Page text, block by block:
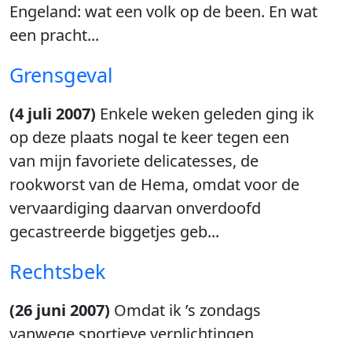
Engeland: wat een volk op de been. En wat
een pracht...
Grensgeval
(4 juli 2007) Enkele weken geleden ging ik
op deze plaats nogal te keer tegen een
van mijn favoriete delicatesses, de
rookworst van de Hema, omdat voor de
vervaardiging daarvan onverdoofd
gecastreerde biggetjes geb...
Rechtsbek
(26 juni 2007) Omdat ik ’s zondags
vanwege sportieve verplichtingen